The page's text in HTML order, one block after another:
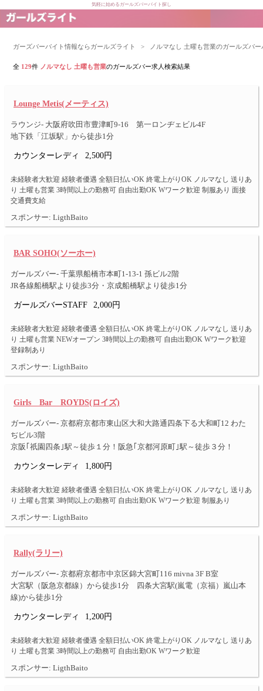
気軽に始めるガールズバーバイト探し
ガーズバーバイト情報ならガールズライト > ノルマなし 土曜も営業のガールズバ
全 129件 ノルマなし 土曜も営業のガールズバー求人検索結果
Lounge Metis(メーティス)
ラウンジ- 大阪府吹田市豊津町9-16 第一ロンヂェビル4F
地下鉄「江坂駅」から徒歩1分
カウンターレディ 2,500円
未経験者大歓迎 経験者優遇 全額日払いOK 終電上がりOK ノルマなし 送りあ
り 土曜も営業 3時間以上の勤務可 自由出勤OK Wワーク歓迎 制服あり 面接
交通費支給
スポンサー: LigthBaito
BAR SOHO(ソーホー)
ガールズバー- 千葉県船橋市本町1-13-1 孫ビル2階
JR各線船橋駅より徒歩3分・京成船橋駅より徒歩1分
ガールズバーSTAFF 2,000円
未経験者大歓迎 経験者優遇 全額日払いOK 終電上がりOK ノルマなし 送りあ
り 土曜も営業 NEWオープン 3時間以上の勤務可 自由出勤OK Wワーク歓迎
登録制あり
スポンサー: LigthBaito
Girls Bar ROYDS(ロイズ)
ガールズバー- 京都府京都市東山区大和大路通四条下る大和町12 わた
ぢビル3階
京阪｢祇園四条｣駅～徒歩１分！阪急｢京都河原町｣駅～徒歩３分！
カウンターレディ 1,800円
未経験者大歓迎 経験者優遇 全額日払いOK 終電上がりOK ノルマなし 送りあ
り 土曜も営業 3時間以上の勤務可 自由出勤OK Wワーク歓迎 制服あり
スポンサー: LigthBaito
Rally(ラリー)
ガールズバー- 京都府京都市中京区錦大宮町116 mivna 3F B室
大宮駅（阪急京都線）から徒歩1分 四条大宮駅(嵐電（京福）嵐山本
線)から徒歩1分
カウンターレディ 1,200円
未経験者大歓迎 経験者優遇 全額日払いOK 終電上がりOK ノルマなし 送りあ
り 土曜も営業 3時間以上の勤務可 自由出勤OK Wワーク歓迎
スポンサー: LigthBaito